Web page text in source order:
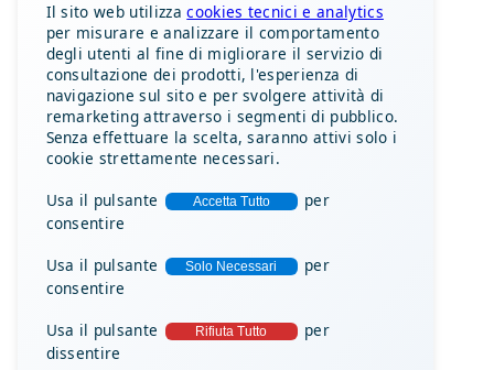
Il sito web utilizzacookies tecnici e analytics
per misurare e analizzare il comportamento
degli utenti al fine di migliorare il servizio di
consultazione dei prodotti, l'esperienza di
navigazione sul sito e per svolgere attività di
remarketing attraverso i segmenti di pubblico.
Senza effettuare la scelta, saranno attivi solo i
cookie strettamente necessari.
Usa il pulsante Accetta Tutto
per
consentire
Usa il pulsante Solo Necessari
per
consentire
Usa il pulsante Rifiuta Tutto
per
dissentire